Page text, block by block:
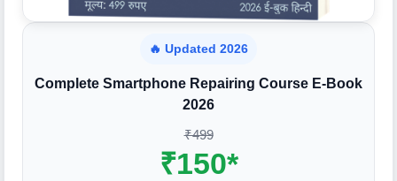
🔥 Updated 2026
Complete Smartphone Repairing Course E-Book
2026
₹499
₹150*